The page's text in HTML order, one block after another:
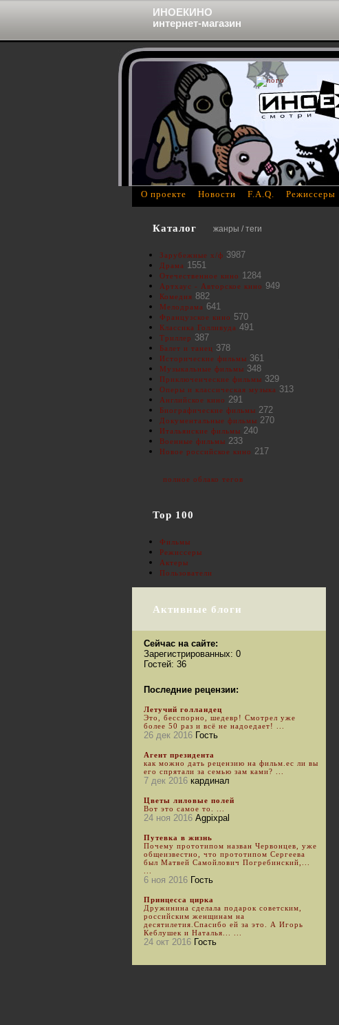
Каталог жанры / теги
Зарубежные х/ф 3987
Драма 1551
Отечественное кино 1284
Артхаус - Авторское кино 949
Комедия 882
Мелодрама 641
Французское кино 570
Классика Голливуда 491
Триллер 387
Балет и танец 378
Исторические фильмы 361
Музыкальные фильмы 348
Приключенческие фильмы 329
Оперы и классическая музыка 313
Английское кино 291
Биографические фильмы 272
Документальные фильмы 270
Итальянские фильмы 240
Военные фильмы 233
Новое российское кино 217
полное облако тегов
Top 100
Фильмы
Режиссеры
Актеры
Пользователи
Активные блоги
Сейчас на сайте:
Зарегистрированных: 0
Гостей: 36
Последние рецензии:
Летучий голландец
Это, бесспорно, шедевр! Смотрел уже
более 50 раз и всё не надоедает! ...
26 дек 2016 Гость
Агент президента
как можно дать рецензию на фильм.ес ли вы
его спрятали за семью зам ками? ...
7 дек 2016 кардинал
Цветы лиловые полей
Вот это самое то. ...
24 ноя 2016 Agpixpal
Путевка в жизнь
Почему прототипом назван Червонцев, уже
общеизвестно, что прототипом Сергеева
был Матвей Самойлович Погребинский,...
6 ноя 2016 Гость
Принцесса цирка
Дружинина сделала подарок советским,
российским женщинам на
десятилетия.Спасибо ей за это. А Игорь
Кеблушек и Наталья... ...
24 окт 2016 Гость
О проекте Новости F.A.Q. Режиссеры
ИНОЕКИНО
интернет-магазин